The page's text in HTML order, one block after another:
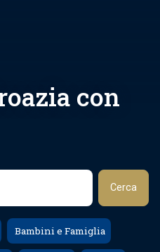
con
Cerca
Bambini e Famiglia